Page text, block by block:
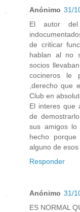
Anónimo 31/
El autor
de criticar
hablan al no
socios
cocineros le
,derecho que
Club en
El interes que
de
sus amigos
hecho
alguno de esos
Responder
Anónimo 31/
ES NORMAL